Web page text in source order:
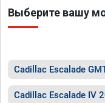
Выберите вашу
Cadillac Escalade
Cadillac Escalade IV